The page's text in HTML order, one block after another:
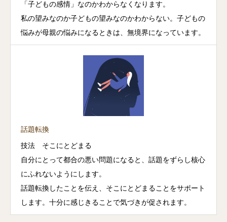
「子どもの感情」なのかわからなくなります。
私の望みなのか子どもの望みなのかわからない。子どもの
悩みが母親の悩みになるときは、無境界になっています。
話題転換
技法 そこにとどまる
自分にとって都合の悪い問題になると、話題をずらし核心
にふれないようにします。
話題転換したことを伝え、そこにとどまることをサポート
します。十分に感じきることで気づきが促されます。